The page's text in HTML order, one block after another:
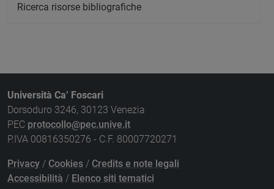
Ricerca risorse bibliografiche
Università Ca’ Foscari
Dorsoduro 3246, 30123 Venezia
PEC protocollo@pec.unive.it
P.IVA 00816350276 - C.F. 80007720271
Privacy / Cookies / Credits e note legali
Accessibilità / Elenco siti tematici